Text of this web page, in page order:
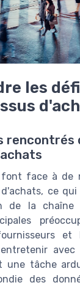
les
rencontrés
font face à de
ce
de la chaîne
et
une tâche
des